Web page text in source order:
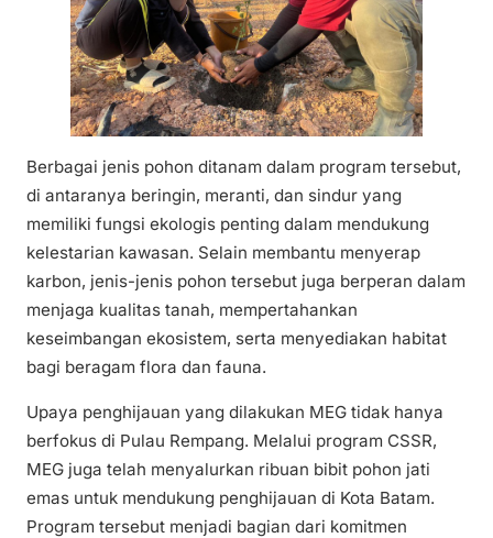
Berbagai jenis pohon ditanam dalam program tersebut,
di antaranya beringin, meranti, dan sindur yang
memiliki fungsi ekologis penting dalam mendukung
kelestarian kawasan. Selain membantu menyerap
karbon, jenis-jenis pohon tersebut juga berperan dalam
menjaga kualitas tanah, mempertahankan
keseimbangan ekosistem, serta menyediakan habitat
bagi beragam flora dan fauna.
Upaya penghijauan yang dilakukan MEG tidak hanya
berfokus di Pulau Rempang. Melalui program CSSR,
MEG juga telah menyalurkan ribuan bibit pohon jati
emas untuk mendukung penghijauan di Kota Batam.
Program tersebut menjadi bagian dari komitmen